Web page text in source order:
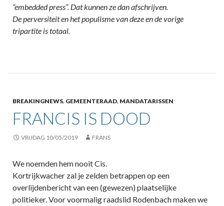
“embedded press”. Dat kunnen ze dan afschrijven.
De perversiteit en het populisme van deze en de vorige
tripartite is totaal.
BREAKINGNEWS, GEMEENTERAAD, MANDATARISSEN
FRANCIS IS DOOD
VRIJDAG 10/05/2019 FRANS
We noemden hem nooit Cis.
Kortrijkwacher zal je zelden betrappen op een
overlijdenbericht van een (gewezen) plaatselijke
politieker. Voor voormalig raadslid Rodenbach maken we